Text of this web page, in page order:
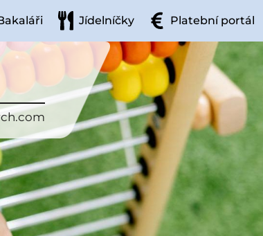
Jídelníčky Platební portál